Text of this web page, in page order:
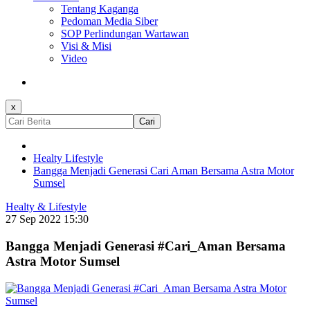
Tentang Kaganga
Pedoman Media Siber
SOP Perlindungan Wartawan
Visi & Misi
Video
x
Cari
Healty Lifestyle
Bangga Menjadi Generasi Cari Aman Bersama Astra Motor
Sumsel
Healty & Lifestyle
27 Sep 2022 15:30
Bangga Menjadi Generasi #Cari_Aman Bersama
Astra Motor Sumsel